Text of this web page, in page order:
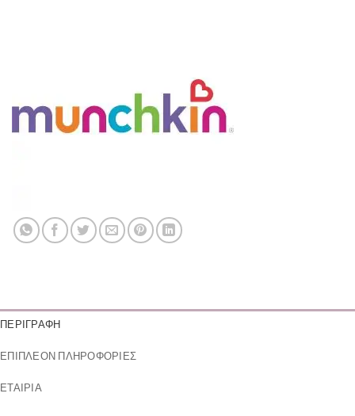
ΠΕΡΙΓΡΑΦΉ
ΕΠΙΠΛΈΟΝ ΠΛΗΡΟΦΟΡΊΕΣ
ΕΤΑΙΡΊΑ